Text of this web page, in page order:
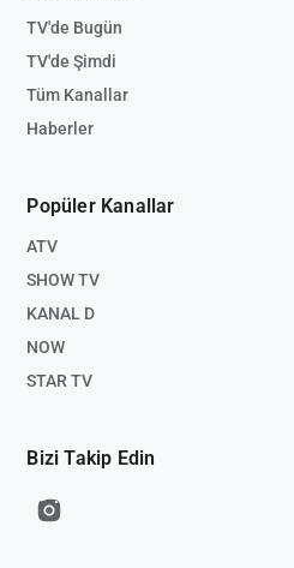
TV'de Bugün
TV'de Şimdi
Tüm Kanallar
Haberler
Popüler Kanallar
ATV
SHOW TV
KANAL D
NOW
STAR TV
Bizi Takip Edin